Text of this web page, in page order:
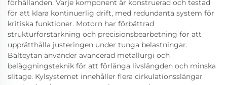
förhållanden. Varje komponent är konstruerad och testad
för att klara kontinuerlig drift, med redundanta system för
kritiska funktioner. Motorn har förbättrad
strukturförstärkning och precisionsbearbetning för att
upprätthålla justeringen under tunga belastningar.
Bälteytan använder avancerad metallurgi och
beläggningsteknik för att förlänga livslängden och minska
slitage. Kylsystemet innehåller flera cirkulationsslängar